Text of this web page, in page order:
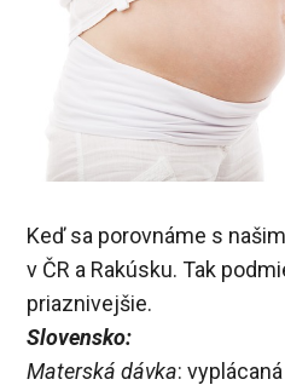
Keď sa porovnáme s
v ČR a Rakúsku. Tak
priaznivejšie.
Slovensko:
Materská dávka: